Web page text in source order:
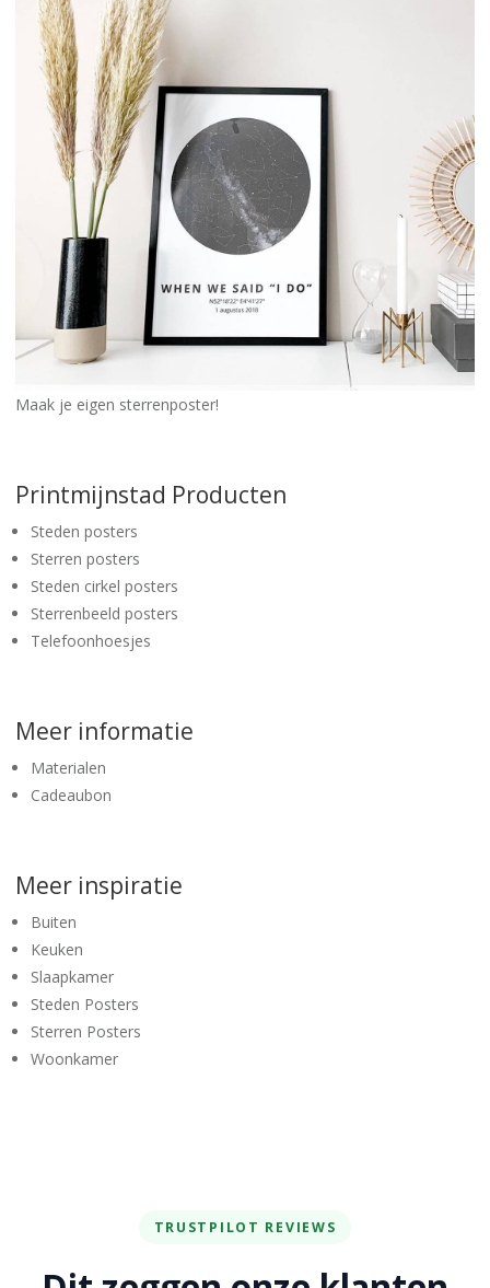
Maak je eigen sterrenposter!
Printmijnstad Producten
Steden posters
Sterren posters
Steden cirkel posters
Sterrenbeeld posters
Telefoonhoesjes
Meer informatie
Materialen
Cadeaubon
Meer inspiratie
Buiten
Keuken
Slaapkamer
Steden Posters
Sterren Posters
Woonkamer
TRUSTPILOT REVIEWS